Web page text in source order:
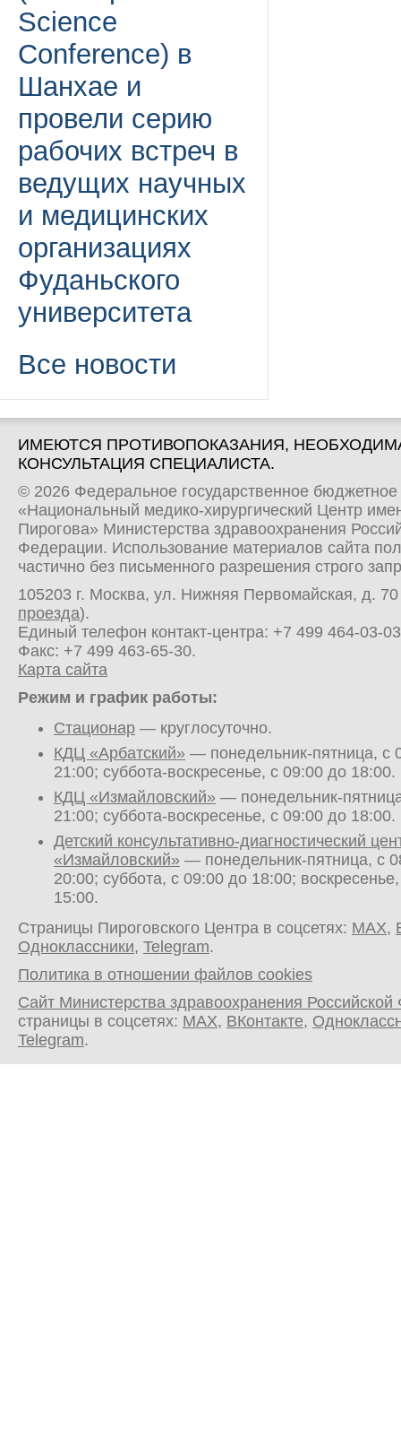
Science
Conference) в
Шанхае и
провели серию
рабочих встреч в
ведущих научных
и медицинских
организациях
Фуданьского
университета
Все новости
ИМЕЮТСЯ ПРОТИВОПОКАЗАНИЯ,
КОНСУЛЬТАЦИЯ СПЕЦИАЛИСТА.
© 2026 Федеральное государственное
«Национальный медико-хирургический Центр
Пирогова» Министерства здравоохранения
Федерации. Использование материалов сайта
частично без письменного разрешения строго
105203 г. Москва, ул. Нижняя Первомайская, д.
проезда).
Единый телефон контакт-центра: +7 499 464-03-03
Факс: +7 499 463-65-30.
Карта сайта
Режим и график работы:
Стационар — круглосуточно.
КДЦ «Арбатский» — понедельник-пятница, с
21:00; суббота-воскресенье, с 09:00 до 18:00.
КДЦ «Измайловский» — понедельник-
21:00; суббота-воскресенье, с 09:00 до 18:00.
Детский консультативно-диагностический
«Измайловский» — понедельник-пятница, с
20:00; суббота, с 09:00 до 18:00;
15:00.
Страницы Пироговского Центра в соцсетях: MAX,
Одноклассники, Telegram.
Политика в отношении файлов cookies
Сайт Министерства здравоохранения
страницы в соцсетях: MAX, ВКонтакте,
Telegram.